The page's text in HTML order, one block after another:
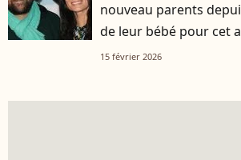
nouveau parents
de leur bébé pour cet
15 février 2026